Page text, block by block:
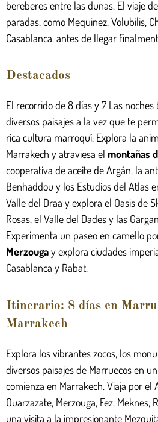
bereberes entre las dunas. El viaje
paradas, como Mequinez, Volubilis,
Casablanca, antes de llegar
Destacados
El recorrido de 8 días y7 Las
diversos paisajes a la vez que te
rica cultura marroquí. Explora la
Marrakech y atraviesa el montañas
cooperativa de aceite de Argán, la
Benhaddou y los Estudios del Atlas
Valle del Draa y explora el Oasis de
Rosas, el Valle del Dades y las
Experimenta un paseo en camello
Merzougay explora ciudades
Casablanca y Rabat.
Itinerario: 8 días en
Marrakech
Explora los vibrantes zocos, los
diversos paisajes de Marruecos en
comienza en Marrakech. Viaja por el
Ouarzazate, Merzouga, Fez, Meknes,
una visita a la impresionante